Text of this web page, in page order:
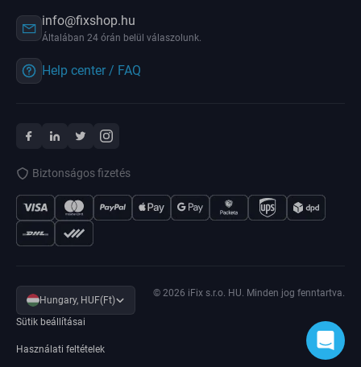
info@fixshop.hu
Általában 24 órán belül válaszolunk.
Help center / FAQ
Biztonságos fizetés
Hungary, HUF(Ft)
Sütik beállításai
Használati feltételek
© 2026 iFix s.r.o. HU. Minden jog fenntartva.